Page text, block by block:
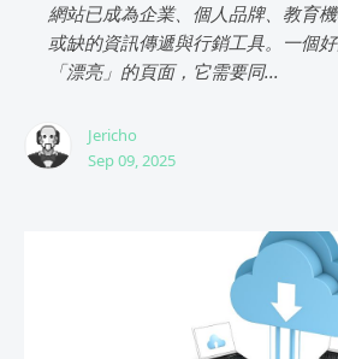
網站已成為企業、個人品牌、教育
或缺的資訊傳遞與行銷工具。一個
「漂亮」的頁面，它需要同...
Jericho
Sep 09, 2025